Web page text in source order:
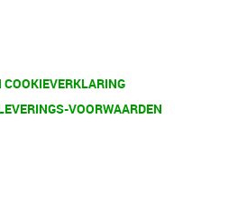
COOKIEVERKLARING
VOORWAARDEN